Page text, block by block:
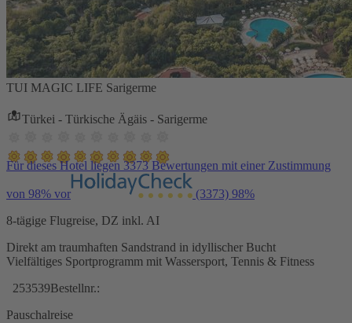
TUI MAGIC LIFE Sarigerme
Türkei - Türkische Ägäis - Sarigerme
Für dieses Hotel liegen 3373 Bewertungen mit einer Zustimmung
von 98% vor (3373) 98%
8-tägige Flugreise, DZ inkl. AI
Direkt am traumhaften Sandstrand in idyllischer Bucht
Vielfältiges Sportprogramm mit Wassersport, Tennis & Fitness
253539Bestellnr.:
Pauschalreise